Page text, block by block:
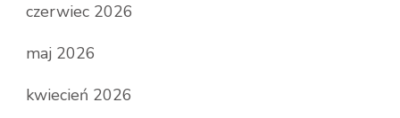
czerwiec 2026
maj 2026
kwiecień 2026